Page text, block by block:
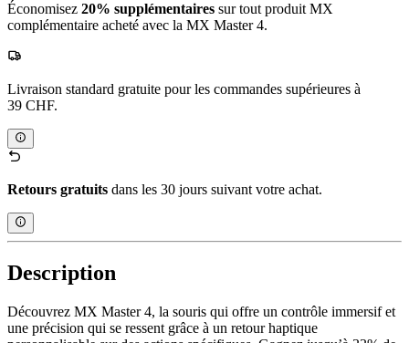
Économisez 20% supplémentaires sur tout produit MX
complémentaire acheté avec la MX Master 4.
Livraison standard gratuite pour les commandes supérieures à
39 CHF.
Retours gratuits dans les 30 jours suivant votre achat.
Description
Découvrez MX Master 4, la souris qui offre un contrôle immersif et
une précision qui se ressent grâce à un retour haptique